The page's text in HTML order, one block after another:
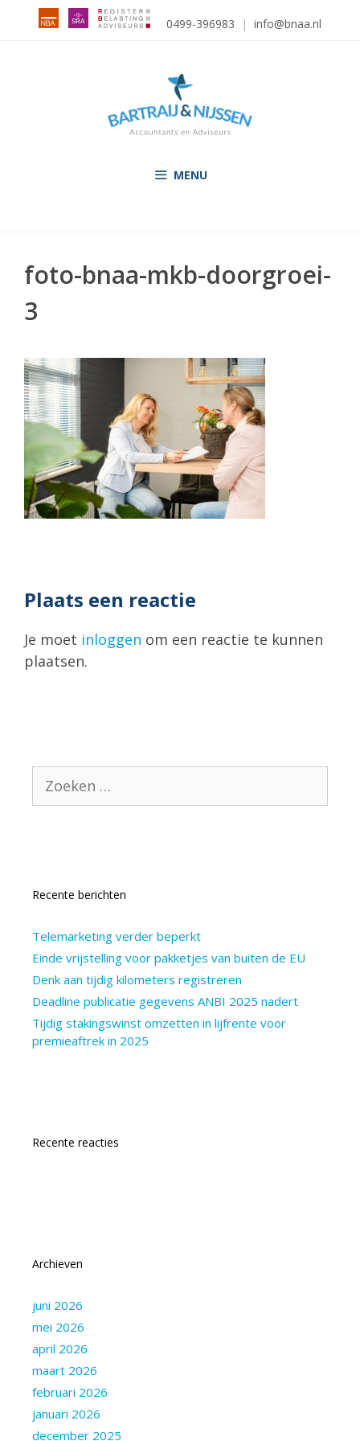
0499-396983 | info@bnaa.nl
MENU
foto-bnaa-mkb-doorgroei-
3
Plaats een reactie
Je moet inloggen om een reactie te kunnen
plaatsen.
naar:
Recente berichten
Telemarketing verder beperkt
Einde vrijstelling voor pakketjes van buiten de EU
Denk aan tijdig kilometers registreren
Deadline publicatie gegevens ANBI 2025 nadert
Tijdig stakingswinst omzetten in lijfrente voor
premieaftrek in 2025
Recente reacties
Archieven
juni 2026
mei 2026
april 2026
maart 2026
februari 2026
januari 2026
december 2025